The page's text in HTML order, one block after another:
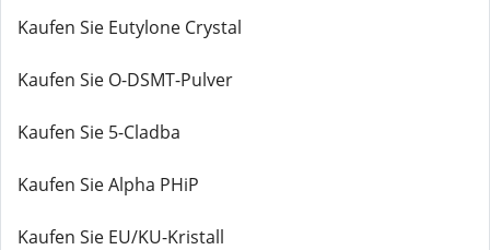
Kaufen Sie Eutylone Crystal
Kaufen Sie O-DSMT-Pulver
Kaufen Sie 5-Cladba
Kaufen Sie Alpha PHiP
Kaufen Sie EU/KU-Kristall